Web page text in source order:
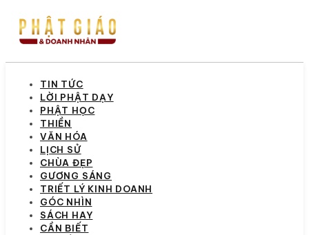
TIN TỨC
LỜI PHẬT DẠY
PHẬT HỌC
THIỀN
VĂN HÓA
LỊCH SỬ
CHÙA ĐẸP
GƯƠNG SÁNG
TRIẾT LÝ KINH DOANH
GÓC NHÌN
SÁCH HAY
CẦN BIẾT